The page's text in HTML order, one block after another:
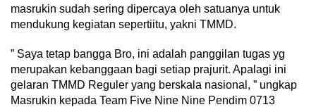
masrukin sudah sering dipercaya oleh satuanya untuk
mendukung kegiatan sepertiitu, yakni TMMD.
” Saya tetap bangga Bro, ini adalah panggilan tugas yg
merupakan kebanggaan bagi setiap prajurit. Apalagi ini
gelaran TMMD Reguler yang berskala nasional, ” ungkap
Masrukin kepada Team Five Nine Nine Pendim 0713